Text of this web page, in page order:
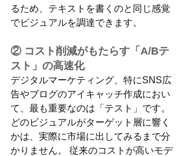
るため、テキストを書くのと同じ感覚
でビジュアルを調達できます。
② コスト削減がもたらす「A/Bテ
スト」の高速化
デジタルマーケティング、特にSNS広
告やブログのアイキャッチ作成におい
て、最も重要なのは「テスト」です。
どのビジュアルがターゲット層に響く
かは、実際に市場に出してみるまで分
かりません。 従来のコストが高いモデ